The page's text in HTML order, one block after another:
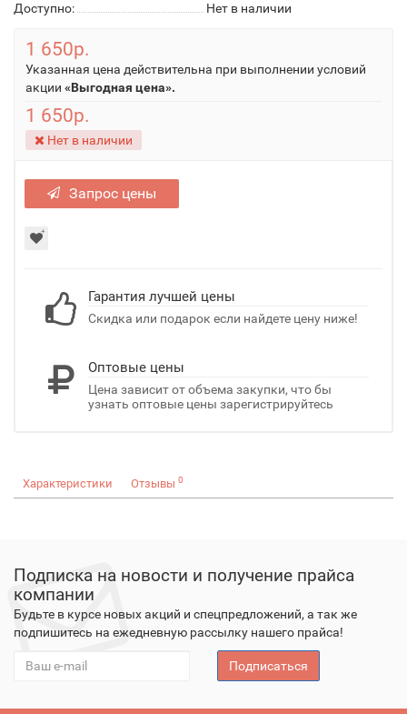
Доступно:
Нет в наличии
1 650р.
Указанная цена действительна при выполнении условий
акции «Выгодная цена».
1 650р.
Нет в наличии
Запрос цены
Гарантия лучшей цены
Скидка или подарок если найдете цену ниже!
Оптовые цены
Цена зависит от объема закупки, что бы
узнать оптовые цены зарегистрируйтесь
Характеристики Отзывы 0
Подписка на новости и получение прайса
компании
Будьте в курсе новых акций и спецпредложений, а так же
подпишитесь на ежедневную рассылку нашего прайса!
Подписаться